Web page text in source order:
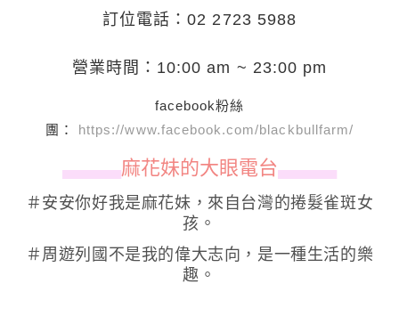
訂位電話：02 2723 5988
營業時間：10:00 am ~ 23:00 pm
facebook粉絲
團： https://www.facebook.com/blackbullfarm/
▄▄▄▄▄▄麻花妹的大眼電台▄▄▄▄▄▄
＃安安你好我是麻花妹，來自台灣的捲髮雀斑女
孩。
＃周遊列國不是我的偉大志向，是一種生活的樂
趣。